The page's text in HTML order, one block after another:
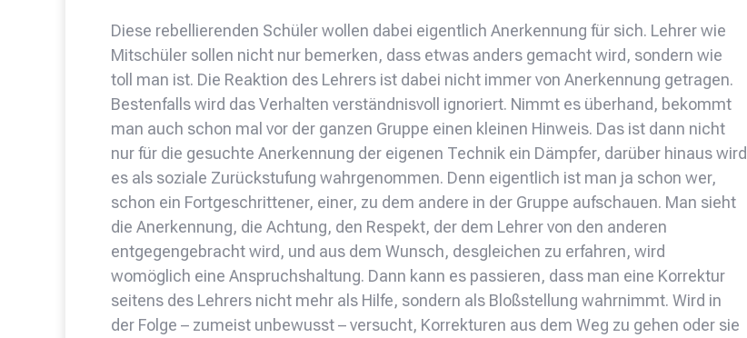
Diese rebellierenden Schüler wollen dabei eigentlich Anerkennung für sich. Lehrer wie
Mitschüler sollen nicht nur bemerken, dass etwas anders gemacht wird, sondern wie
toll man ist. Die Reaktion des Lehrers ist dabei nicht immer von Anerkennung getragen.
Bestenfalls wird das Verhalten verständnisvoll ignoriert. Nimmt es überhand, bekommt
man auch schon mal vor der ganzen Gruppe einen kleinen Hinweis. Das ist dann nicht
nur für die gesuchte Anerkennung der eigenen Technik ein Dämpfer, darüber hinaus wird
es als soziale Zurückstufung wahrgenommen. Denn eigentlich ist man ja schon wer,
schon ein Fortgeschrittener, einer, zu dem andere in der Gruppe aufschauen. Man sieht
die Anerkennung, die Achtung, den Respekt, der dem Lehrer von den anderen
entgegengebracht wird, und aus dem Wunsch, desgleichen zu erfahren, wird
womöglich eine Anspruchshaltung. Dann kann es passieren, dass man eine Korrektur
seitens des Lehrers nicht mehr als Hilfe, sondern als Bloßstellung wahrnimmt. Wird in
der Folge – zumeist unbewusst – versucht, Korrekturen aus dem Weg zu gehen oder sie